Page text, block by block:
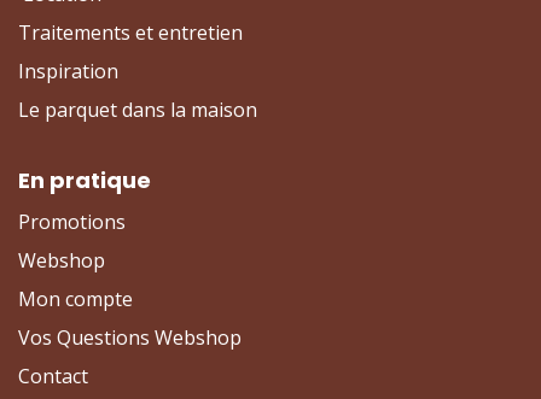
Traitements et entretien
Inspiration
Le parquet dans la maison
En pratique
Promotions
Webshop
Mon compte
Vos Questions Webshop
Contact